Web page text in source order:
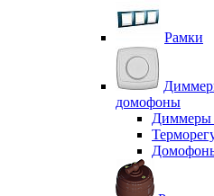
Рамки
домофоны
Диммеры